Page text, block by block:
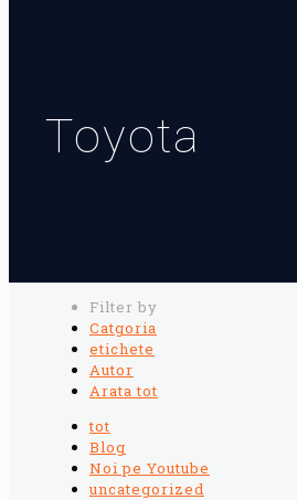
Toyota
Filter by
Catgoria
etichete
Autor
Arata tot
tot
Blog
Noi pe Youtube
uncategorized